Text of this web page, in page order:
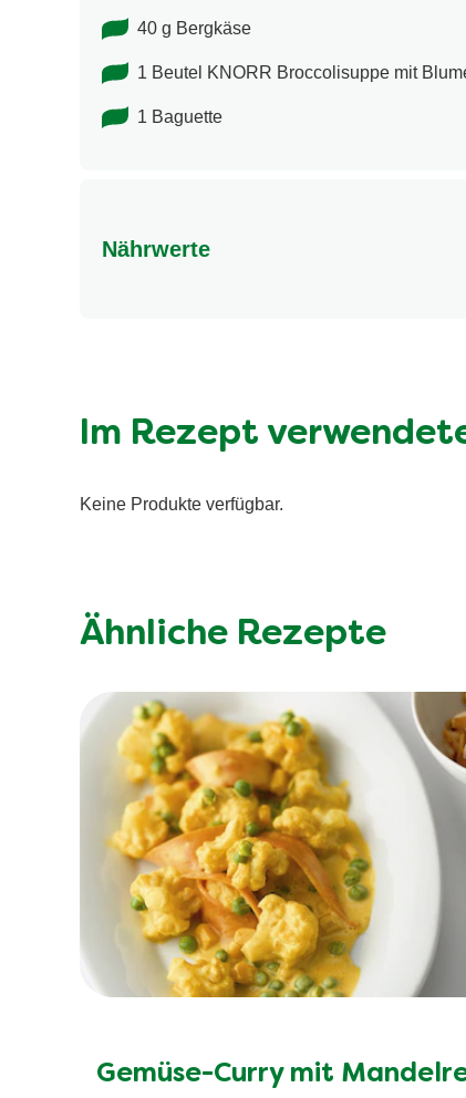
40 g Bergkäse
1 Beutel KNORR Broccolisuppe mit
1 Baguette
Nährwerte
Kohlenhydrate (g)
Eiweiss (g)
Im Rezept
Keine Produkte verfügbar.
Ähnliche Rezepte
Gemüse-Curry mit